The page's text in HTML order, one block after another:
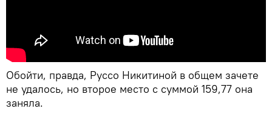
Обойти, правда, Руссо Никитиной в общем зачете
не удалось, но второе место с суммой 159,77 она
заняла.